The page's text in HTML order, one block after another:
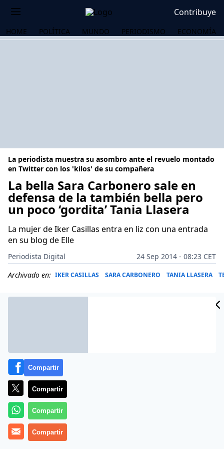
Contribuye
HOME POLÍTICA MUNDO PERIODISMO ECONOMÍA
La periodista muestra su asombro ante el revuelo montado
en Twitter con los 'kilos' de su compañera
La bella Sara Carbonero sale en
defensa de la también bella pero
un poco ‘gordita’ Tania Llasera
La mujer de Iker Casillas entra en liz con una entrada
en su blog de Elle
Periodista Digital
24 Sep 2014 - 08:23 CET
Archivado en: IKER CASILLAS SARA CARBONERO TANIA LLASERA
Desde que saliesen a la luz unas fotos de Tania Llasera
Compartir
Compartir
Compartir
Compartir